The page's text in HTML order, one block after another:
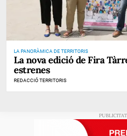
LA PANORÀMICA DE TERRITORIS
La nova edició de Fira
estrenes
REDACCIÓ TERRITORIS